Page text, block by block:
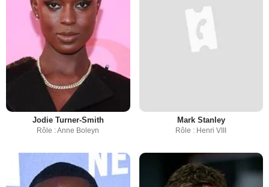
Jodie Turner-Smith
Rôle : Anne Boleyn
Mark Stanley
Rôle : Henri VIII